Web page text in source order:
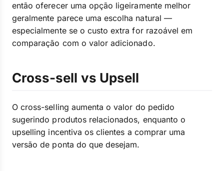
então oferecer uma opção ligeiramente melhor
geralmente parece uma escolha natural —
especialmente se o custo extra for razoável em
comparação com o valor adicionado.
Cross-sell vs Upsell
O cross-selling aumenta o valor do pedido
sugerindo produtos relacionados, enquanto o
upselling incentiva os clientes a comprar uma
versão de ponta do que desejam.